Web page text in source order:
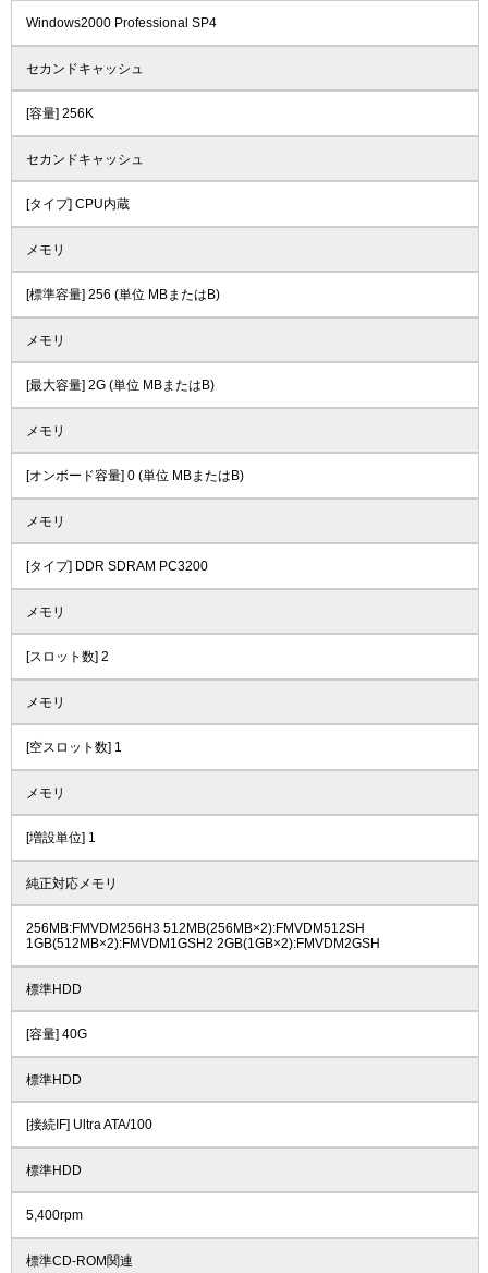
Windows2000 Professional SP4
セカンドキャッシュ
[容量] 256K
セカンドキャッシュ
[タイプ] CPU内蔵
メモリ
[標準容量] 256 (単位 MBまたはB)
メモリ
[最大容量] 2G (単位 MBまたはB)
メモリ
[オンボード容量] 0 (単位 MBまたはB)
メモリ
[タイプ] DDR SDRAM PC3200
メモリ
[スロット数] 2
メモリ
[空スロット数] 1
メモリ
[増設単位] 1
純正対応メモリ
256MB:FMVDM256H3 512MB(256MB×2):FMVDM512SH
1GB(512MB×2):FMVDM1GSH2 2GB(1GB×2):FMVDM2GSH
標準HDD
[容量] 40G
標準HDD
[接続IF] Ultra ATA/100
標準HDD
5,400rpm
標準CD-ROM関連